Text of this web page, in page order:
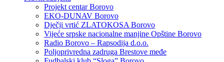
Projekt centar Borovo
EKO-DUNAV Borovo
Dječji vrtić ZLATOKOSA Borovo
Vijeće srpske nacionalne manjine Opštine Borovo
Radio Borovo – Rapsodija d.o.o.
Poljoprivredna zadruga Brestove međe